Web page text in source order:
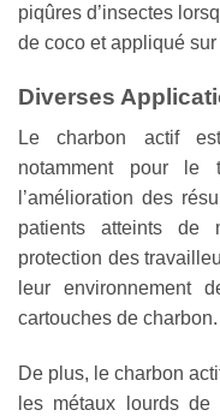
piqûres d’insectes
de coco et appliqué
Diverses
Le charbon actif
notamment pour le
l’amélioration des
patients atteints de
protection des
leur environnement
cartouches de charbon.
De plus, le charbon
les métaux lourds de